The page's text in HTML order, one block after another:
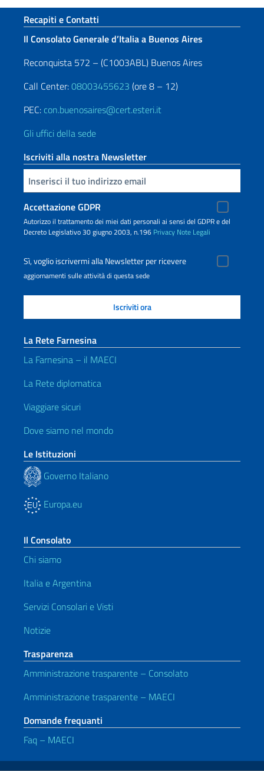
Sezione footer
Recapiti e Contatti
Il Consolato Generale d’Italia a Buenos Aires
Reconquista 572 – (C1003ABL) Buenos Aires
Call Center:08003455623 (ore 8 – 12)
PEC: con.buenosaires@cert.esteri.it
Gli uffici della sede
Iscriviti alla nostra Newsletter
Inserisci la tua email
Accettazione GDPR
Autorizzo il trattamento dei miei dati personali ai sensi del GDPR e del
Decreto Legislativo 30 giugno 2003, n.196 Privacy Note Legali
Sì, voglio iscrivermi alla Newsletter per ricevere
aggiornamenti sulle attività di questa sede
La Rete Farnesina
La Farnesina – il MAECI
La Rete diplomatica
Viaggiare sicuri
Dove siamo nel mondo
Le Istituzioni
Governo Italiano
Europa.eu
Il Consolato
Chi siamo
Italia e Argentina
Servizi Consolari e Visti
Notizie
Trasparenza
Amministrazione trasparente – Consolato
Amministrazione trasparente – MAECI
Domande frequanti
Faq – MAECI